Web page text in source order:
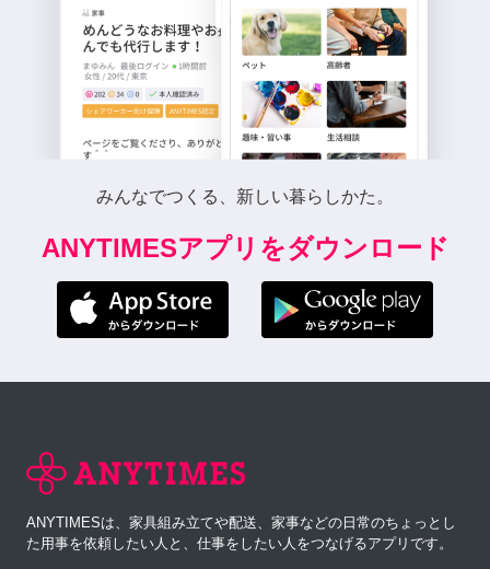
みんなでつくる、新しい暮らしかた。
ANYTIMESアプリをダウンロード
ANYTIMESは、家具組み立てや配送、家事などの日常のちょっとし
た用事を依頼したい人と、仕事をしたい人をつなげるアプリです。